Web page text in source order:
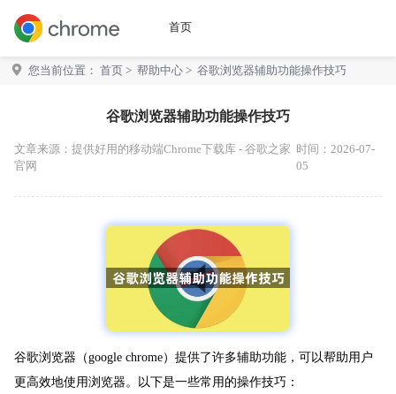
首页
您当前位置： 首页 > 帮助中心 > 谷歌浏览器辅助功能操作技巧
谷歌浏览器辅助功能操作技巧
文章来源： 提供好用的移动端Chrome下载库 - 谷歌之家
官网
时间：2026-07-
05
谷歌浏览器（google chrome）提供了许多辅助功能，可以帮助用户
更高效地使用浏览器。以下是一些常用的操作技巧：